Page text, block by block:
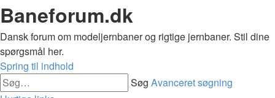
Baneforum.dk
Dansk forum om modeljernbaner og rigtige jernbaner. Stil dine
spørgsmål her.
Spring til indhold
Søg Avanceret søgning